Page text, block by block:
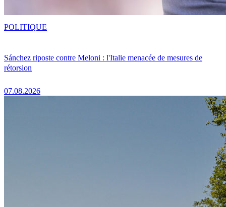
Sánchez riposte contre Meloni : l'Italie menacée de mesures de
rétorsion
07.08.2026
POLITIQUE